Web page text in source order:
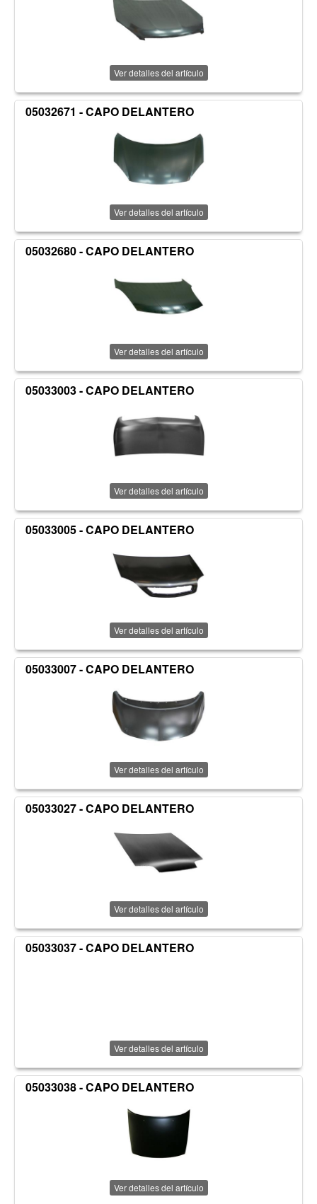
Ver detalles del artículo
05032671 - CAPO DELANTERO
Ver detalles del artículo
05032680 - CAPO DELANTERO
Ver detalles del artículo
05033003 - CAPO DELANTERO
Ver detalles del artículo
05033005 - CAPO DELANTERO
Ver detalles del artículo
05033007 - CAPO DELANTERO
Ver detalles del artículo
05033027 - CAPO DELANTERO
Ver detalles del artículo
05033037 - CAPO DELANTERO
Ver detalles del artículo
05033038 - CAPO DELANTERO
Ver detalles del artículo